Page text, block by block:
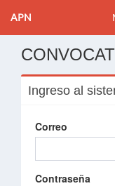
APN
Ingreso al
Correo
Contraseña